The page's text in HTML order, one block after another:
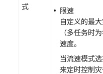
式
限速
自定义的最
（多任务时
速度。
当流速模式
来定时控制